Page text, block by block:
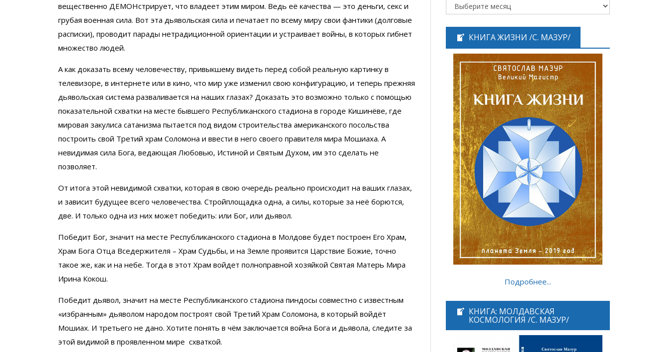
вещественно ДЕМОНстрирует, что владеет этим миром. Ведь её качества — это деньги, секс и
грубая военная сила. Вот эта дьявольская сила и печатает по всему миру свои фантики (долговые
расписки), проводит парады нетрадиционной ориентации и устраивает войны, в которых гибнет
множество людей.
А как доказать всему человечеству, привыкшему видеть перед собой реальную картинку в
телевизоре, в интернете или в кино, что мир уже изменил свою конфигурацию, и теперь прежняя
дьявольская система разваливается на наших глазах? Доказать это возможно только с помощью
показательной схватки на месте бывшего Республиканского стадиона в городе Кишинёве, где
мировая закулиса сатанизма пытается под видом строительства американского посольства
построить свой Третий храм Соломона и ввести в него своего правителя мира Мошиаха. А
невидимая сила Бога, ведающая Любовью, Истиной и Святым Духом, им это сделать не
позволяет.
От итога этой невидимой схватки, которая в свою очередь реально происходит на ваших глазах,
и зависит будущее всего человечества. Стройплощадка одна, а силы, которые за неё борются,
две. И только одна из них может победить: или Бог, или дьявол.
Победит Бог, значит на месте Республиканского стадиона в Молдове будет построен Его Храм,
Храм Бога Отца Вседержителя – Храм Судьбы, и на Земле проявится Царствие Божие, точно
такое же, как и на небе. Тогда в этот Храм войдет полноправной хозяйкой Святая Матерь Мира
Ирина Кокош.
Победит дьявол, значит на месте Республиканского стадиона пиндосы совместно с известным
«избранным» дьяволом народом построят свой Третий Храм Соломона, в который войдёт
Мошиах. И третьего не дано. Хотите понять в чём заключается война Бога и дьявола, следите за
этой видимой в проявленном мире схваткой.
КНИГА ЖИЗНИ /С. МАЗУР/
Подробнее...
КНИГА: МОЛДАВСКАЯ
КОСМОЛОГИЯ /С. МАЗУР/